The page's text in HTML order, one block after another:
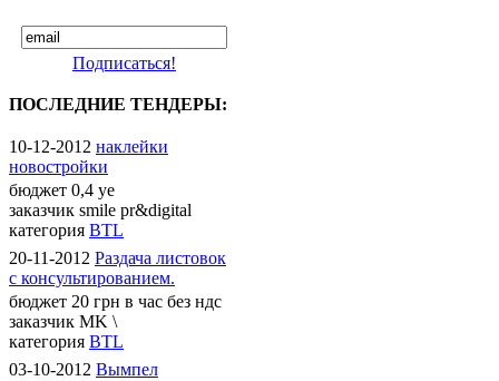
Подписаться!
ПОСЛЕДНИЕ ТЕНДЕРЫ:
10-12-2012 наклейки
новостройки
бюджет 0,4 уе
заказчик smile pr&digital
категория BTL
20-11-2012 Раздача листовок
с консультированием.
бюджет 20 грн в час без ндс
заказчик MK \
категория BTL
03-10-2012 Вымпел